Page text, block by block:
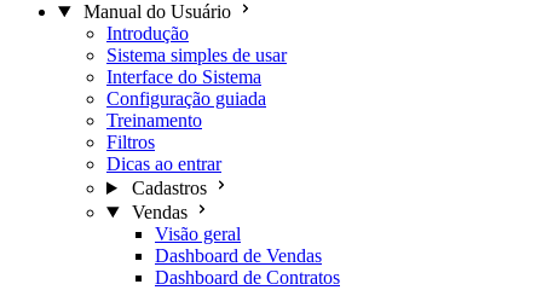
Manual do Usuário
Introdução
Sistema simples de usar
Interface do Sistema
Configuração guiada
Treinamento
Filtros
Dicas ao entrar
Cadastros
Vendas
Visão geral
Dashboard de Vendas
Dashboard de Contratos